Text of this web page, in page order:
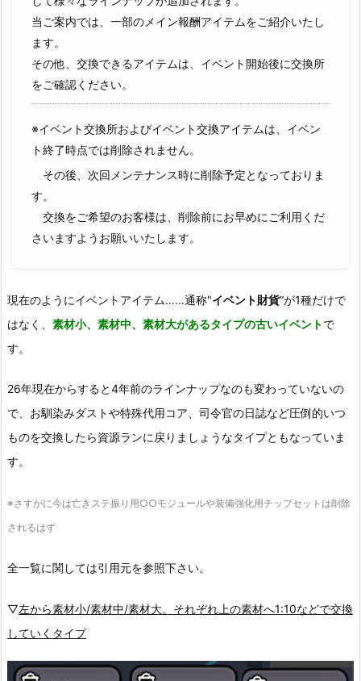
当ご案内では、一部のメイン報酬アイテムをご紹介いたし
ます。
その他、交換できるアイテムは、イベント開始後に交換所
をご確認ください。
※イベント交換所およびイベント交換アイテムは、イベン
ト終了時点では削除されません。
その後、次回メンテナンス時に削除予定となっておりま
す。
交換をご希望のお客様は、削除前にお早めにご利用くだ
さいますようお願いいたします。
現在のようにイベントアイテム……通称"イベント財貨“が1種だけで
はなく、 素材小、素材中、素材大があるタイプの古いイベントで
す。
26年現在からすると4年前のラインナップなのも変わっていないの
で、お馴染みダストや特殊代用コア、司令官の日誌など圧倒的いつ
ものを交換したら資源ランに戻りましょうなタイプともなっていま
す。
※さすがに今は亡きステ振り用○○モジュールや装備強化用チップセットは削除
されるはず
全一覧に関しては引用元を参照下さい。
▽左から素材小/素材中/素材大。それぞれ上の素材へ1:10などで交換
していくタイプ